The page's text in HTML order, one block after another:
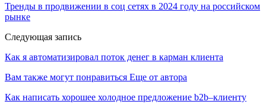
Тренды в продвижении в соц сетях в 2024 году на российском
рынке
Следующая запись
Как я автоматизировал поток денег в карман клиента
Вам также могут понравиться Еще от автора
Как написать хорошее холодное предложение b2b–клиенту